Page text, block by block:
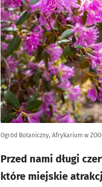
Ogród Botaniczny, Afrykarium w
Przed nami długi
które miejskie